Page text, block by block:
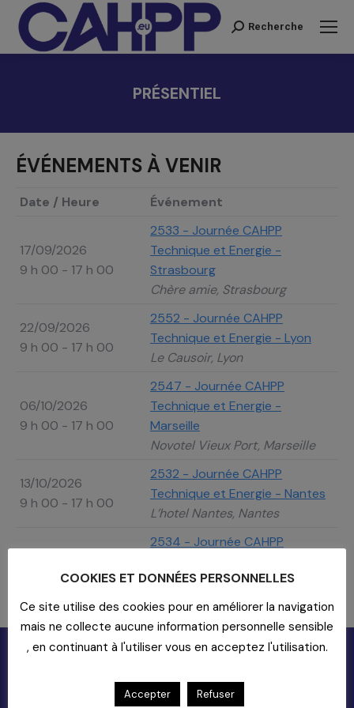
Recherche
Recherche
PRÉSENTIEL
ÉVÉNEMENTS À VENIR
Date / Heure Événement
17/09/2026
9 h 00 - 17 h 00
2533 - Journée CAHPP
Technique et Energie -
Strasbourg
Chère amie, Strasbourg
22/09/2026
9 h 00 - 17 h 00
2552 - Journée CAHPP
Technique et Energie - Lyon
Le Causoir, Lyon
06/10/2026
9 h 00 - 17 h 00
2547 - Journée CAHPP
Technique et Energie -
Marseille
Novotel Vieux Port, Marseille
13/10/2026
9 h 00 - 17 h 00
2532 - Journée CAHPP
Technique et Energie - Nantes
L’hotel Nantes, Nantes
9 h 00 - 17 h 00
2534 - Journée CAHPP
Toulouse
Hotel Capitouls, Toulouse
COOKIES ET DONNÉES PERSONNELLES
Ce site utilise des cookies pour en améliorer la navigation
mais ne collecte aucune information personnelle sensible
, en continuant à l'utiliser vous en acceptez l'utilisation.
Accepter Refuser